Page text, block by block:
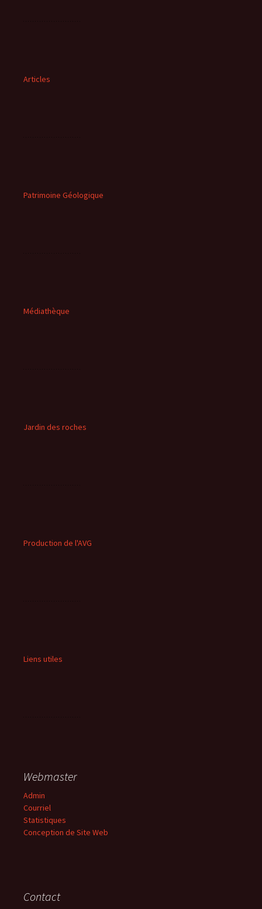
Articles
Patrimoine Géologique
Médiathèque
Jardin des roches
Production de l'AVG
Liens utiles
Webmaster
Admin
Courriel
Statistiques
Conception de Site Web
Contact